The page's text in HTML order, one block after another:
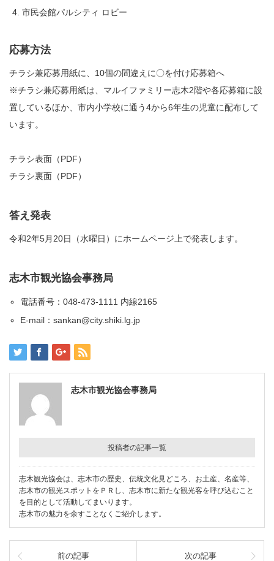
市民会館パルシティ ロビー
応募方法
チラシ兼応募用紙に、10個の間違えに〇を付け応募箱へ
※チラシ兼応募用紙は、マルイファミリー志木2階や各応募箱に設
置しているほか、市内小学校に通う4から6年生の児童に配布して
います。
チラシ表面（PDF）
チラシ裏面（PDF）
答え発表
令和2年5月20日（水曜日）にホームページ上で発表します。
志木市観光協会事務局
電話番号：048-473-1111 内線2165
E-mail：sankan@city.shiki.lg.jp
志木市観光協会事務局
投稿者の記事一覧
志木観光協会は、志木市の歴史、伝統文化見どころ、お土産、名産等、
志木市の観光スポットをＰＲし、志木市に新たな観光客を呼び込むこと
を目的として活動してまいります。
志木市の魅力を余すことなくご紹介します。
前の記事 次の記事